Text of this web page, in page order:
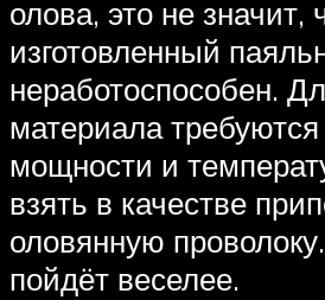
олова, это не значит,
изготовленный
неработоспособен.
материала
мощности и
взять в качестве
оловянную
пойдёт веселее.